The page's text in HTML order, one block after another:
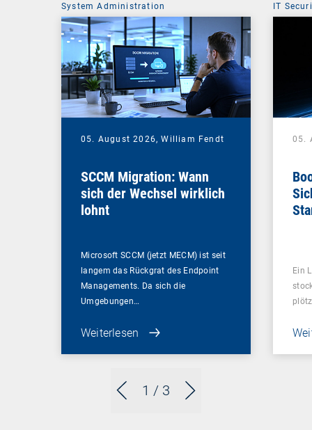
1 / 3
System Administration
05. August 2026,William Fendt
SCCM Migration: Wann
sich der Wechsel wirklich
lohnt
Microsoft SCCM (jetzt MECM) ist seit
langem das Rückgrat des Endpoint
Managements. Da sich die
Umgebungen…
Weiterlesen
IT
05.
Ein